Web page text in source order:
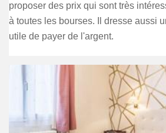
proposer des prix qui sont très
à toutes les bourses. Il dresse aussi
utile de payer de l'argent.